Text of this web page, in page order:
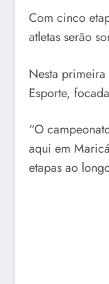
Com cinco
atletas serão
Nesta
Esporte,
“O
aqui em
etapas ao